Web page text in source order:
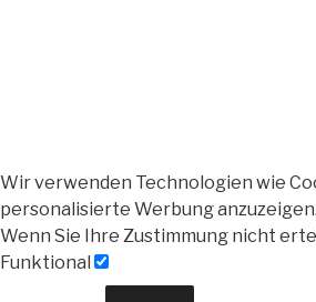
Wir verwenden Technologien wie
personalisierte Werbung
Wenn Sie Ihre Zustimmung nicht
Funktional